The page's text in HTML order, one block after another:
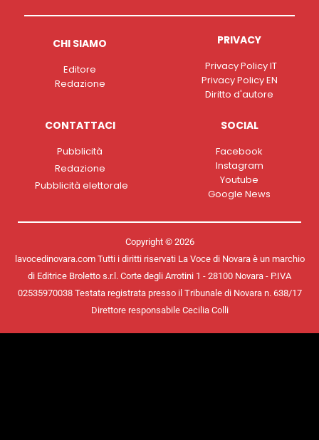
CHI SIAMO
Editore
Redazione
PRIVACY
Privacy Policy IT
Privacy Policy EN
Diritto d'autore
CONTATTACI
Pubblicità
Redazione
Pubblicità elettorale
SOCIAL
Facebook
Instagram
Youtube
Google News
Copyright © 2026
lavocedinovara.com Tutti i diritti riservati La Voce di Novara è un marchio
di Editrice Broletto s.r.l. Corte degli Arrotini 1 - 28100 Novara - P.IVA
02535970038 Testata registrata presso il Tribunale di Novara n. 638/17
Direttore responsabile Cecilia Colli